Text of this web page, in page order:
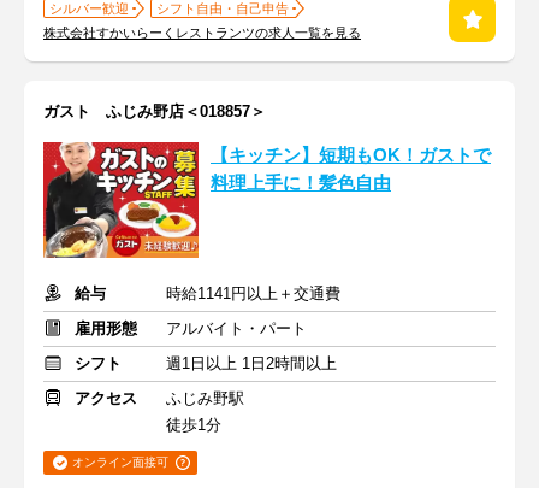
シルバー歓迎
シフト自由・自己申告
株式会社すかいらーくレストランツの求人一覧を見る
ガスト ふじみ野店＜018857＞
【キッチン】短期もOK！ガストで
料理上手に！髪色自由
給与
時給1141円以上＋交通費
雇用形態
アルバイト・パート
シフト
週1日以上 1日2時間以上
アクセス
ふじみ野駅
徒歩1分
オンライン面接可